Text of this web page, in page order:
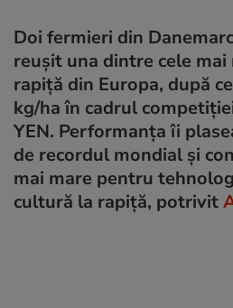
Doi fermieri din
reușit una dintre cele
rapiță din Europa, după
kg/ha în cadrul
YEN. Performanța îi
de recordul mondial și
mai mare pentru
cultură la rapiță, potrivit